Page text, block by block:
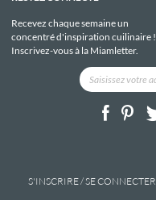
Recevez chaque semaine un
concentré d'inspiration cuilinaire !
Inscrivez-vous à la Miamletter.
S'INSCRIRE / SE CONNECTER